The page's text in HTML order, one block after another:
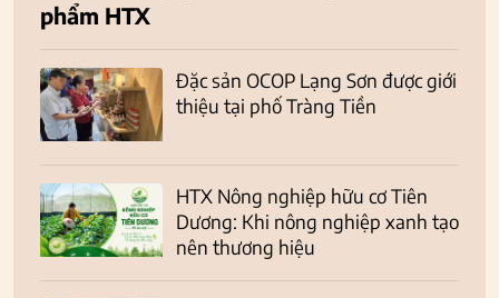
phẩm HTX
Đặc sản OCOP Lạng Sơn được giới
thiệu tại phố Tràng Tiền
HTX Nông nghiệp hữu cơ Tiên
Dương: Khi nông nghiệp xanh tạo
nên thương hiệu